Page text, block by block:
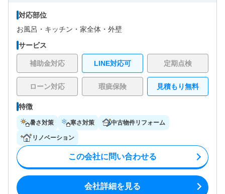
対応部位
お風呂・ キッチン・ 家全体・ 外壁
サービス
補助金対応 LINE対応可 定期点検
ローン対応 瑕疵保険 見積もり無料
特徴
暑さ対策 寒さ対策 中古物件リフォーム
リノベーション
この会社に問い合わせる
会社詳細を見る